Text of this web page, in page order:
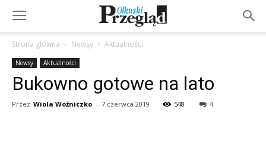
Strona główna Newsy Aktualności
Newsy Aktualności
Bukowno gotowe na lato
Przez Wiola Woźniczko - 7 czerwca 2019 548 4